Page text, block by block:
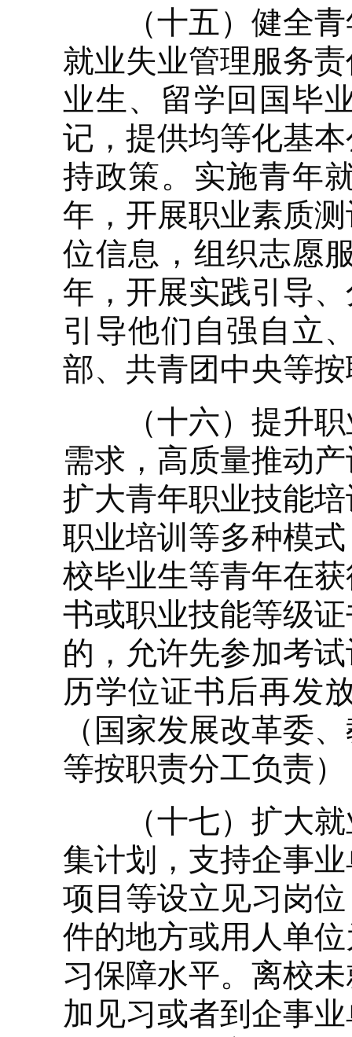
（十五）健全青
就业失业管理服务
业生、留学回国毕
记，提供均等化基
持政策。实施青年
年，开展职业素质
位信息，组织志愿
年，开展实践引导
引导他们自强自立
部、共青团中央等
（十六）提升职
需求，高质量推动
扩大青年职业技能
职业培训等多种模
校毕业生等青年在
书或职业技能等级
的，允许先参加考
历学位证书后再发
（国家发展改革委
等按职责分工负责）
（十七）扩大就
集计划，支持企事
项目等设立见习岗
件的地方或用人单
习保障水平。离校
加见习或者到企事